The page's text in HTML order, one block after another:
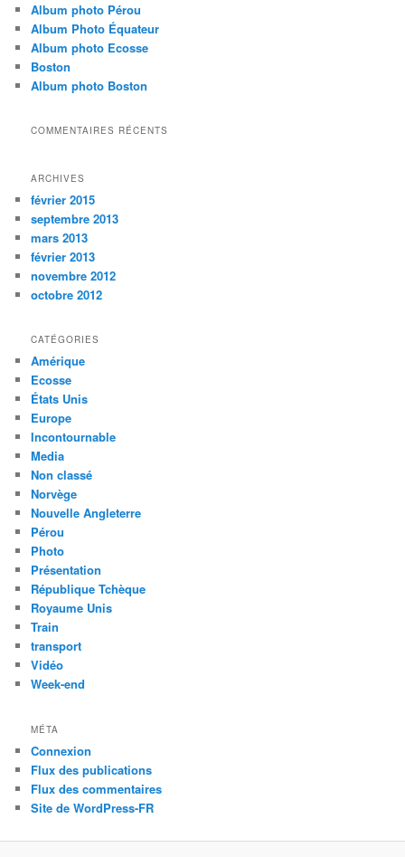
r
c
h
e
Album photo Pérou
Album Photo Équateur
Album photo Ecosse
Boston
Album photo Boston
COMMENTAIRES RÉCENTS
ARCHIVES
février 2015
septembre 2013
mars 2013
février 2013
novembre 2012
octobre 2012
CATÉGORIES
Amérique
Ecosse
États Unis
Europe
Incontournable
Media
Non classé
Norvège
Nouvelle Angleterre
Pérou
Photo
Présentation
République Tchèque
Royaume Unis
Train
transport
Vidéo
Week-end
MÉTA
Connexion
Flux des publications
Flux des commentaires
Site de WordPress-FR